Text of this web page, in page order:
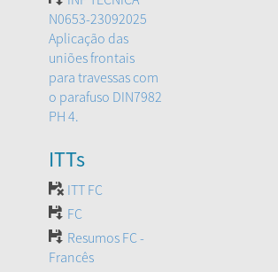
N0653-23092025
Aplicação das
uniões frontais
para travessas com
o parafuso DIN7982
PH 4.
ITTs
ITT FC
FC
Resumos FC -
Francês